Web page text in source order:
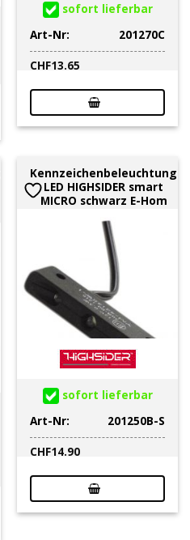
sofort lieferbar
Art-Nr:
201270C
CHF13.65
Kennzeichenbeleuchtung
LED HIGHSIDER smart
MICRO schwarz E-Hom
sofort lieferbar
Art-Nr:
201250B-S
CHF14.90